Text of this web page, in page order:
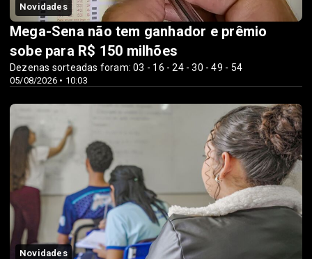
Novidades
05/08/2026 • 10:03
Mega-Sena não tem ganhador e prêmio
sobe para R$ 150 milhões
Dezenas sorteadas foram: 03 - 16 - 24 - 30 - 49 - 54
Novidades